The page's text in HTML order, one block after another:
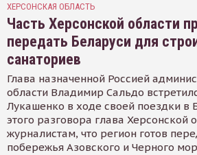
ХЕРСОНСКАЯ ОБЛАСТЬ
Часть Херсонской области
передать Беларуси для
санаториев
Глава назначенной Россией
области Владимир Сальдо
Лукашенко в ходе своей поездки в
этого разговора глава Херсонской
журналистам, что регион готов
побережья Азовского и Черного